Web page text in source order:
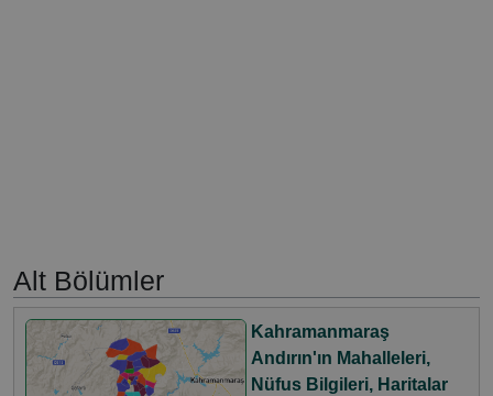
Alt Bölümler
Kahramanmaraş
Andırın'ın Mahalleleri,
Nüfus Bilgileri, Haritalar